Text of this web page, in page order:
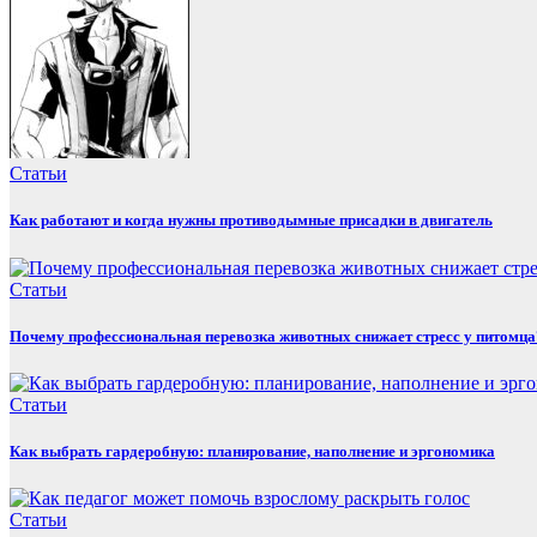
Статьи
Как работают и когда нужны противодымные присадки в двигатель
Статьи
Почему профессиональная перевозка животных снижает стресс у
Статьи
Как выбрать гардеробную: планирование, наполнение и эргономика
Статьи